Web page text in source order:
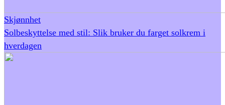
Skjønnhet
Solbeskyttelse med stil: Slik bruker du farget solkrem i
hverdagen